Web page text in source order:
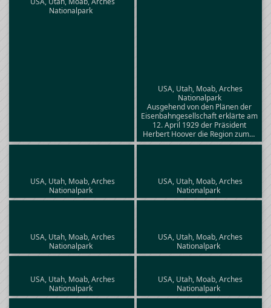
Nationalpark
USA, Utah, Moab, Arches
Nationalpark
Ausgehend von den Plänen der
Eisenbahngesellschaft erklärte am
12. April 1929 der Präsident
Herbert Hoover die Region zum…
USA, Utah, Moab, Arches
Nationalpark
USA, Utah, Moab, Arches
Nationalpark
USA, Utah, Moab, Arches
Nationalpark
USA, Utah, Moab, Arches
Nationalpark
USA, Utah, Moab, Arches
Nationalpark
USA, Utah, Moab, Arches
Nationalpark